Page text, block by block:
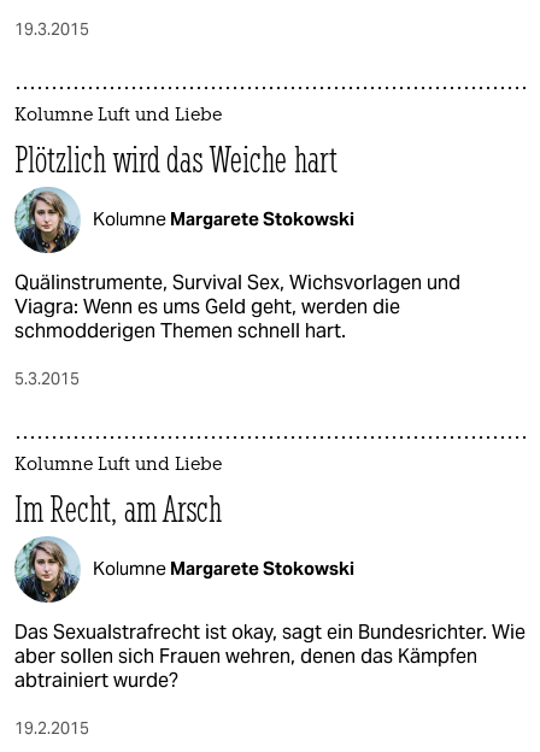
19.3.2015
Kolumne Luft und Liebe
Plötzlich wird das Weiche hart
Kolumne Margarete Stokowski
Quälinstrumente, Survival Sex, Wichsvorlagen und
Viagra: Wenn es ums Geld geht, werden die
schmodderigen Themen schnell hart.
5.3.2015
Kolumne Luft und Liebe
Im Recht, am Arsch
Kolumne Margarete Stokowski
Das Sexualstrafrecht ist okay, sagt ein Bundesrichter. Wie
aber sollen sich Frauen wehren, denen das Kämpfen
abtrainiert wurde?
19.2.2015